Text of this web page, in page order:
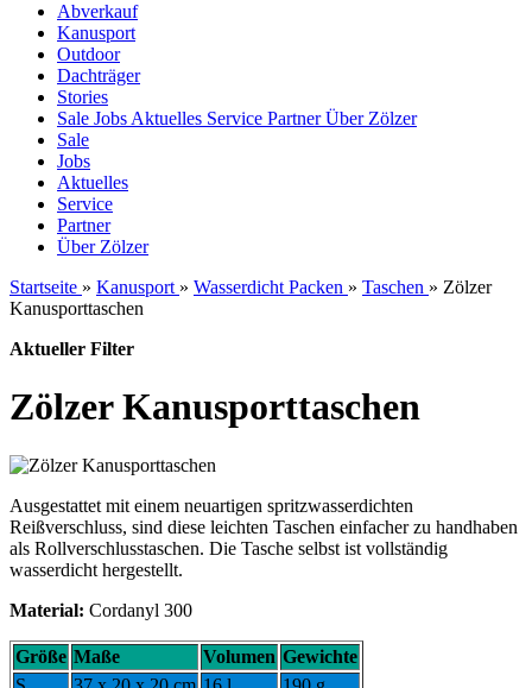
Abverkauf
Kanusport
Outdoor
Dachträger
Stories
Sale Jobs Aktuelles Service PartnerÜber Zölzer
Sale
Jobs
Aktuelles
Service
Partner
Über Zölzer
Startseite » Kanusport » Wasserdicht Packen » Taschen » Zölzer
Kanusporttaschen
Aktueller Filter
Zölzer Kanusporttaschen
Ausgestattet mit einem neuartigen spritzwasserdichten
Reißverschluss, sind diese leichten Taschen einfacher zu handhaben
als Rollverschlusstaschen. Die Tasche selbst ist vollständig
wasserdicht hergestellt.
Material: Cordanyl 300
Größe Maße Volumen Gewichte